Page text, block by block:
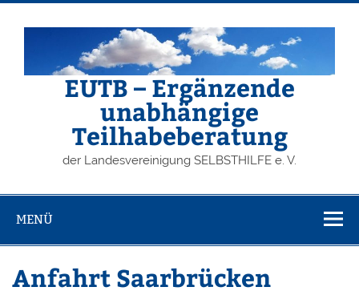
Zum
springen
EUTB – Ergänzende
unabhängige
Teilhabeberatung
der Landesvereinigung SELBSTHILFE e. V.
MENÜ
Anfahrt Saarbrücken